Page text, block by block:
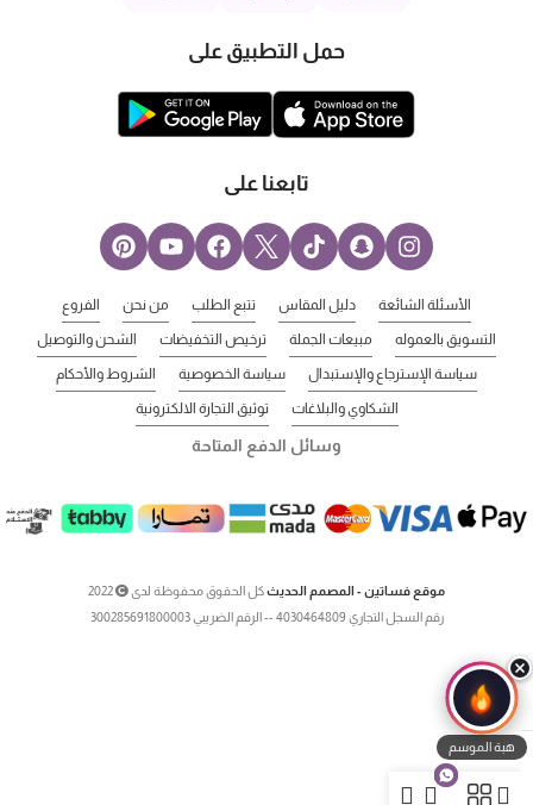
حمل التطبيق على
تابعنا على
الأسئلة الشائعة دليل المقاس تتبع الطلب من نحن الفروع
التسويق بالعموله مبيعات الجملة ترخيص التخفيضات الشحن والتوصيل
سياسة الإسترجاع والإستبدال سياسة الخصوصية الشروط والأحكام
الشكاوي والبلاغات توثيق التجارة الالكترونية
وسائل الدفع المتاحة
موقع فساتين - المصمم الحديثكل الحقوق محفوظة لدى
2022
رقم السجل التجاري 4030464809 -- الرقم الضريبي 300285691800003
هبة الموسم